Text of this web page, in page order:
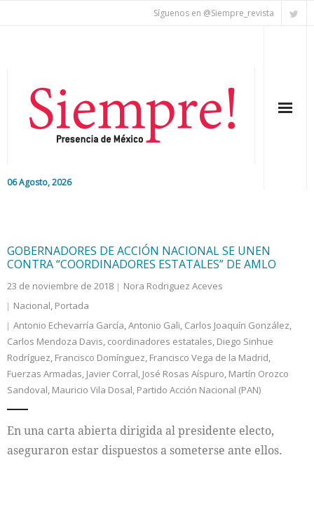
Síguenos en @Siempre_revista
06 Agosto, 2026
Colaboradores
Internacional
Cultura
GOBERNADORES DE ACCIÓN NACIONAL SE UNEN
CONTRA “COORDINADORES ESTATALES” DE AMLO
23 de noviembre de 2018
Nora Rodriguez Aceves
Nacional, Portada
Antonio Echevarría García,Antonio Gali, Carlos Joaquín González,
Carlos Mendoza Davis, coordinadores estatales, Diego Sinhue
Rodríguez, Francisco Domínguez, Francisco Vega de la Madrid,
Fuerzas Armadas, Javier Corral, José Rosas Aíspuro, Martín Orozco
Sandoval, Mauricio Vila Dosal, Partido Acción Nacional (PAN)
En una carta abierta dirigida al presidente electo,
aseguraron estar dispuestos a someterse ante ellos.